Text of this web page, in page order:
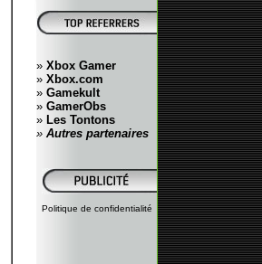
» Xbox Gamer
» Xbox.com
» Gamekult
» GamerObs
» Les Tontons
» Autres partenaires
Politique de confidentialité